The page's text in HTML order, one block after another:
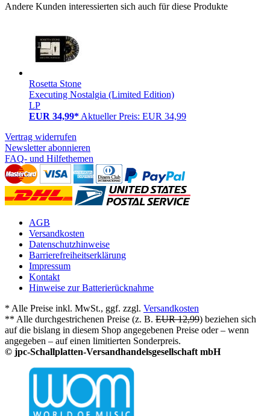
Andere Kunden interessierten sich auch für diese Produkte
Rosetta Stone
Executing Nostalgia (Limited Edition)
LP
EUR 34,99* Aktueller Preis: EUR 34,99
Vertrag widerrufen
Newsletter abonnieren
FAQ- und Hilfethemen
AGB
Versandkosten
Datenschutzhinweise
Barrierefreiheitserklärung
Impressum
Kontakt
Hinweise zur Batterierücknahme
* Alle Preise inkl. MwSt., ggf. zzgl. Versandkosten
** Alle durchgestrichenen Preise (z. B. EUR 12,99) beziehen sich
auf die bislang in diesem Shop angegebenen Preise oder – wenn
angegeben – auf einen limitierten Sonderpreis.
© jpc-Schallplatten-Versandhandelsgesellschaft mbH